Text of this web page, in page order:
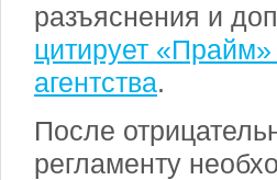
разъяснения и
цитирует
агентства.
После
регламенту